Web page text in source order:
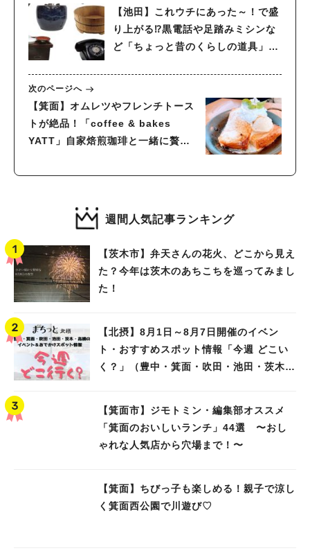
【池田】これウチにあった～！で盛
り上がる⁉黒電話や足踏みミシンな
ど「ちょっと昔のくらしの道具」企
次のページへ
【箕面】オムレツやフレンチトース
トが絶品！「coffee & bakes
YATT」自家焙煎珈琲と一緒に贅沢
週間人気記事ランキング
【茨木市】弁天さんの花火、どこから見え
た？今年は茨木のあちこちを巡ってみまし
た！
【北摂】8月1日～8月7日開催のイベン
ト・おすすめスポット情報「今週 どこい
く？」（豊中・箕面・吹田・池田・茨木・
【箕面市】ジモトミン・編集部オススメ
「箕面のおいしいランチ」44選 〜おし
ゃれな人気店から穴場まで！〜
【箕面】ちびっ子も楽しめる！親子で涼し
く箕面西公園で川遊び♡